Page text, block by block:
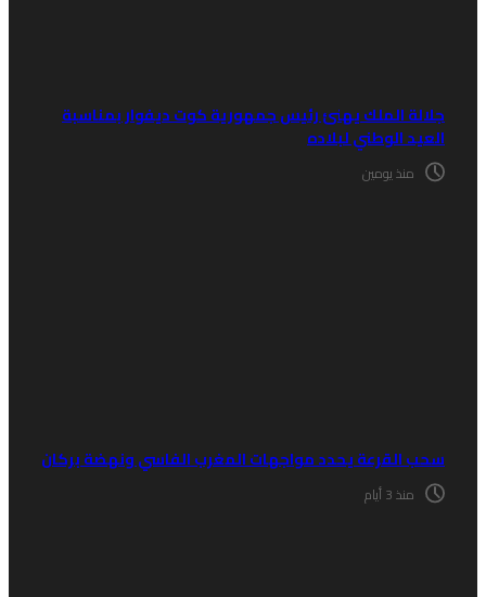
الملك يهنئ رئيس جمهورية كوت ديفوار بمناسبة
الوطني لبلاده
منذ يومين
القرعة يحدد مواجهات المغرب الفاسي ونهضة بركان
منذ 3 أيام